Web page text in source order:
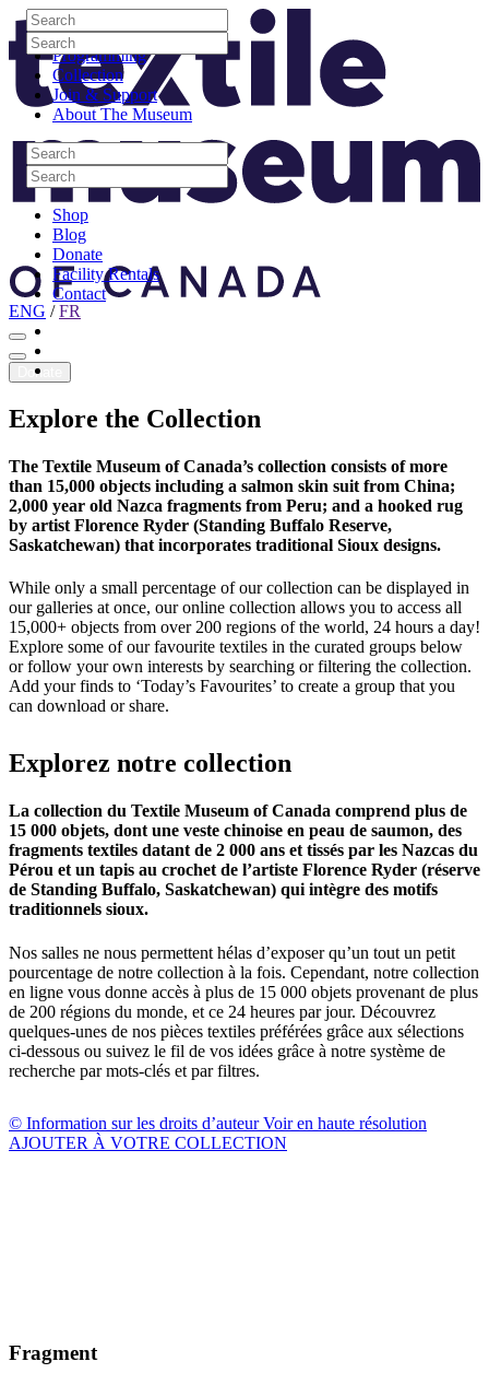
Skip to content
Visit
Programming
Collection
Join & Support
About The Museum
Search
Search
Search
Search
Shop
Blog
Donate
Facility Rentals
Contact
Youtube
Search
Search
Search
Search
Site Logo
ENG /FR
Donate
Explore the Collection
The Textile Museum of Canada’s collection consists of more
than 15,000 objects including a salmon skin suit from China;
2,000 year old Nazca fragments from Peru; and a hooked rug
by artist Florence Ryder (Standing Buffalo Reserve,
Saskatchewan) that incorporates traditional Sioux designs.
While only a small percentage of our collection can be displayed in
our galleries at once, our online collection allows you to access all
15,000+ objects from over 200 regions of the world, 24 hours a day!
Explore some of our favourite textiles in the curated groups below
or follow your own interests by searching or filtering the collection.
Add your finds to ‘Today’s Favourites’ to create a group that you
can download or share.
Explorez notre collection
La collection du Textile Museum of Canada comprend plus de
15 000 objets, dont une veste chinoise en peau de saumon, des
fragments textiles datant de 2 000 ans et tissés par les Nazcas du
Pérou et un tapis au crochet de l’artiste Florence Ryder (réserve
de Standing Buffalo, Saskatchewan) qui intègre des motifs
traditionnels sioux.
Nos salles ne nous permettent hélas d’exposer qu’un tout un petit
pourcentage de notre collection à la fois. Cependant, notre collection
en ligne vous donne accès à plus de 15 000 objets provenant de plus
de 200 régions du monde, et ce 24 heures par jour. Découvrez
quelques-unes de nos pièces textiles préférées grâce aux sélections
ci-dessous ou suivez le fil de vos idées grâce à notre système de
recherche par mots-clés et par filtres.
© Information sur les droits d’auteurVoir en haute résolution
AJOUTER À VOTRE COLLECTION
Fragment